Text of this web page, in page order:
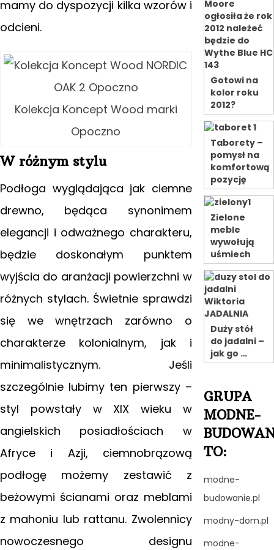
mamy do dyspozycji kilka wzorów i
odcieni.
Kolekcja Koncept Wood marki
Opoczno
W różnym stylu
Podłoga wyglądająca jak ciemne
drewno, będąca synonimem
elegancji i odważnego charakteru,
będzie doskonałym punktem
wyjścia do aranżacji powierzchni w
różnych stylach. Świetnie sprawdzi
się we wnętrzach zarówno o
charakterze kolonialnym, jak i
minimalistycznym. Jeśli
szczególnie lubimy ten pierwszy –
styl powstały w XIX wieku w
angielskich posiadłościach w
Afryce i Azji, ciemnobrązową
podłogę możemy zestawić z
beżowymi ścianami oraz meblami
z mahoniu lub rattanu. Zwolennicy
nowoczesnego designu
Gotowi na
kolor roku
2012?
Taborety –
pomysł na
komfortową
pozycję
Zielone
meble
wywołują
uśmiech
Duży stół
do jadalni –
jak go …
GRUPA
MODNE-
TO:
modne-
budowanie.pl
modny-dom.pl
modne-